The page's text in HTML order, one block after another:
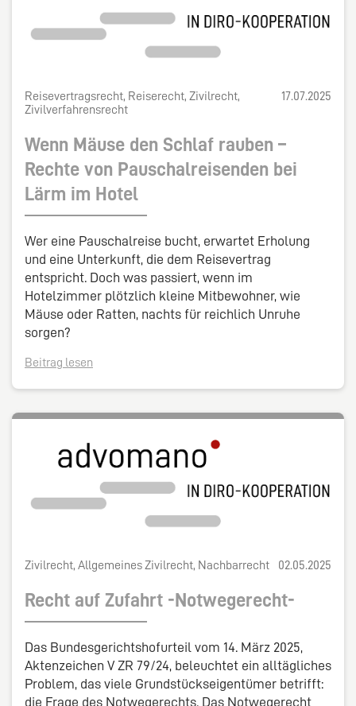
Reisevertragsrecht, Reiserecht, Zivilrecht,
Zivilverfahrensrecht
17.07.2025
Wenn Mäuse den Schlaf rauben –
Rechte von Pauschalreisenden bei
Lärm im Hotel
Wer eine Pauschalreise bucht, erwartet Erholung
und eine Unterkunft, die dem Reisevertrag
entspricht. Doch was passiert, wenn im
Hotelzimmer plötzlich kleine Mitbewohner, wie
Mäuse oder Ratten, nachts für reichlich Unruhe
sorgen?
Beitrag lesen
Zivilrecht, Allgemeines Zivilrecht, Nachbarrecht 02.05.2025
Recht auf Zufahrt -Notwegerecht-
Das Bundesgerichtshofurteil vom 14. März 2025,
Aktenzeichen V ZR 79/24, beleuchtet ein alltägliches
Problem, das viele Grundstückseigentümer betrifft:
die Frage des Notwegerechts. Das Notwegerecht